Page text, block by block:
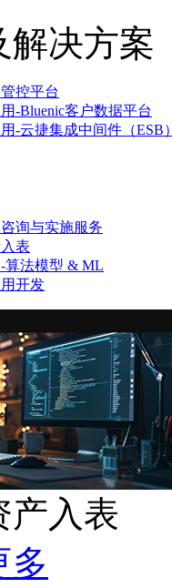
解决方案
控平台
-Bluenic客户数据平台
-云捷集成中间件（ESB）
询与实施服务
表
算法模型 & ML
开发
产入表
多